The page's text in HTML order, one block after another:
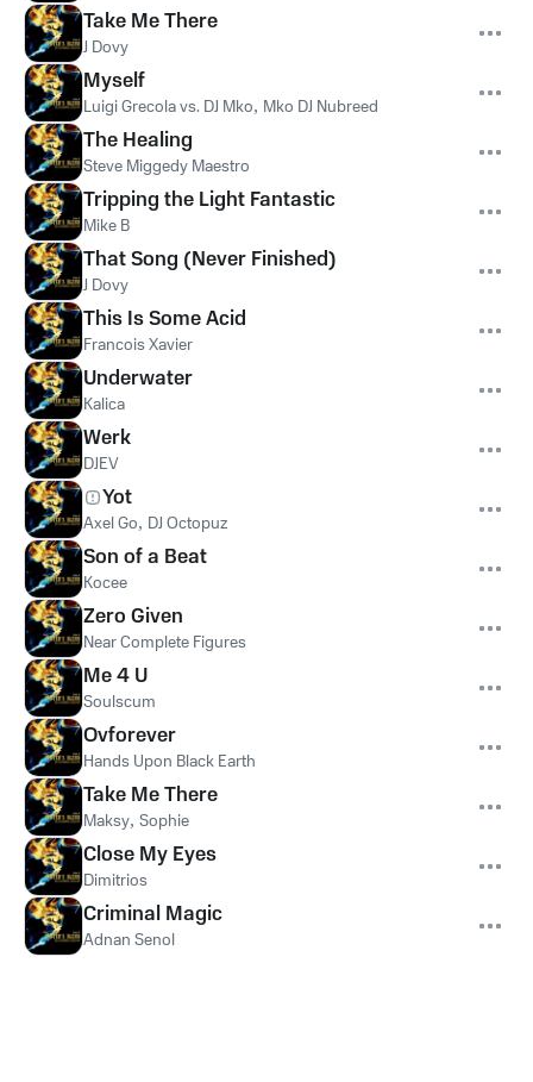
Take Me There
J Dovy
Myself
Luigi Grecola vs. DJ Mko, Mko DJ Nubreed
The Healing
Steve Miggedy Maestro
Tripping the Light Fantastic
Mike B
That Song (Never Finished)
J Dovy
This Is Some Acid
Francois Xavier
Underwater
Kalica
Werk
DJEV
Yot
Axel Go, DJ Octopuz
Son of a Beat
Kocee
Zero Given
Near Complete Figures
Me 4 U
Soulscum
Ovforever
Hands Upon Black Earth
Take Me There
Maksy, Sophie
Close My Eyes
Dimitrios
Criminal Magic
Adnan Senol